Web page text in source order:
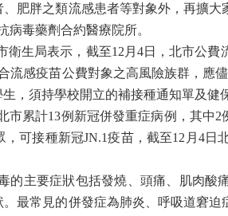
肥胖之類流感患者等對象外，再擴
病毒藥劑合約醫療院所。
衛生局表示，截至12 月 4日，北市公費
流感疫苗公費對象之高風險族群，應
，須持學校開立的補接種通知單及健
市累計13例新冠併發重症病例，其中2
，可接種新冠JN.1疫苗，截至12 月 4日
的主要症狀包括發燒、頭痛、肌肉
最常見的併發症為肺炎、呼吸道窘